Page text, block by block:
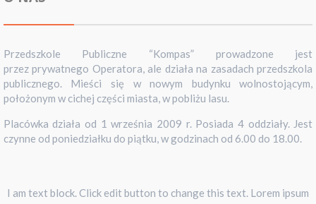
Przedszkole Publiczne “Kompas” prowadzone jest
przez prywatnego Operatora, ale działa na zasadach przedszkola
publicznego. Mieści się w nowym budynku wolnostojącym,
położonym w cichej części miasta, w pobliżu lasu.
Placówka działa od 1 września 2009 r. Posiada 4 oddziały. Jest
czynne od poniedziałku do piątku, w godzinach od 6.00 do 18.00.
I am text block. Click edit button to change this text. Lorem ipsum